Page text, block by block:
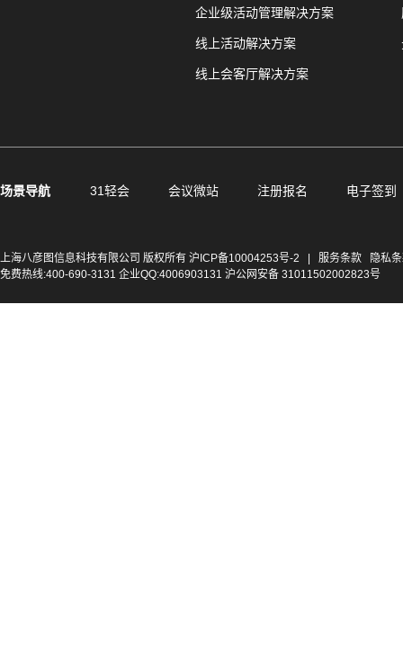
企业级活动管理解决方案
线上活动解决方案
线上会客厅解决方案
场景导航 31轻会 会议微站 注册报名 电子签到
上海八彦图信息科技有限公司 版权所有 沪ICP备10004253号-2 服务条款
隐私
免费热线:400-690-3131 企业QQ:4006903131 沪公网安备 31011502002823号